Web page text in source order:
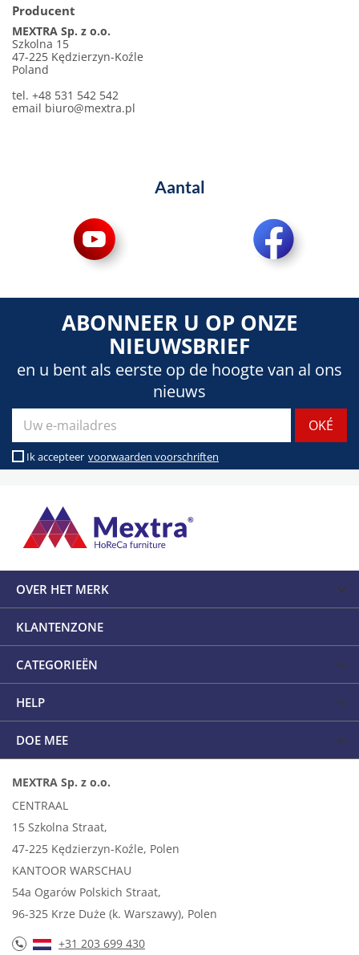
Producent
MEXTRA Sp. z o.o.
Szkolna 15
47-225 Kędzierzyn-Koźle
Poland
tel. +48 531 542 542
email biuro@mextra.pl
Aantal
ABONNEER U OP ONZE
NIEUWSBRIEF
en u bent als eerste op de hoogte van al ons
nieuws
Ik accepteer voorwaarden voorschriften
OVER HET MERK
KLANTENZONE
CATEGORIEËN
HELP
DOE MEE
MEXTRA Sp. z o.o.
CENTRAAL
15 Szkolna Straat,
47-225 Kędzierzyn-Koźle, Polen
KANTOOR WARSCHAU
54a Ogarów Polskich Straat,
96-325 Krze Duże (k. Warszawy), Polen
+31 203 699 430